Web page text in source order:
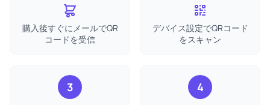
購入後すぐにメールでQR
コードを受信
デバイス設定でQRコード
をスキャン
3 4